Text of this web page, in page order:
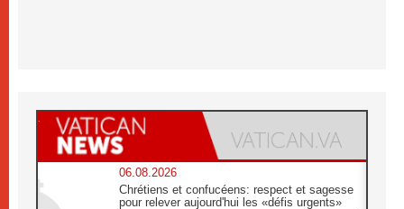
06.08.2026
Chrétiens et confucéens: respect et sagesse
pour relever aujourd'hui les «défis urgents»